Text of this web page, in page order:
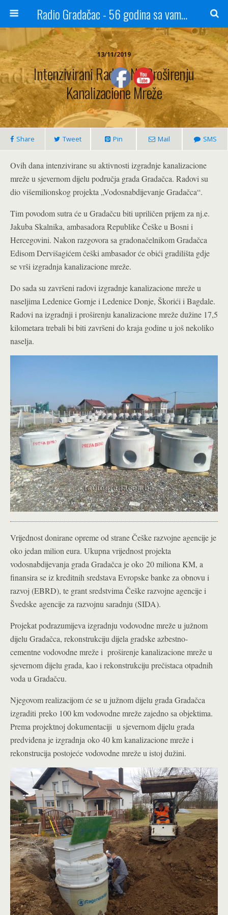
Radio Gradačac - 56 godina sa vama...
13/11/2019
Intenzivirani Radovi Na Proširenju
Kanalizacione Mreže
Share Tweet Pin Mail SMS
Ovih dana intenzivirane su aktivnosti izgradnje kanalizacione
mreže u sjevernom dijelu područja grada Gradačca. Radovi su
dio višemilionskog projekta „Vodosnabdijevanje Gradačca“.
Tim povodom sutra će u Gradačcu biti upriličen prijem za nj.e.
Jakuba Skalnika, ambasadora Republike Češke u Bosni i
Hercegovini. Nakon razgovora sa gradonačelnikom Gradačca
Edisom Dervišagićem češki ambasador će obići gradilišta gdje
se vrši izgradnja kanalizacione mreže.
Do sada su završeni radovi izgradnje kanalizacione mreže u
naseljima Ledenice Gornje i Ledenice Donje, Škorići i Bagdale.
Radovi na izgradnji i proširenju kanalizacione mreže dužine 17,5
kilometara trebali bi biti završeni do kraja godine u još nekoliko
naselja.
Vrijednost donirane opreme od strane Češke razvojne agencije je
oko jedan milion eura. Ukupna vrijednost projekta
vodosnabdijevanja grada Gradačca je oko 20 miliona KM, a
finansira se iz kreditnih sredstava Evropske banke za obnovu i
razvoj (EBRD), te grant sredstvima Češke razvojne agencije i
Švedske agencije za razvojnu saradnju (SIDA).
Projekat podrazumijeva izgradnju vodovodne mreže u južnom
dijelu Gradačca, rekonstrukciju dijela gradske azbestno-
cementne vodovodne mreže i proširenje kanalizacione mreže u
sjevernom dijelu grada, kao i rekonstrukciju prečistaca otpadnih
voda u Gradačcu.
Njegovom realizacijom će se u južnom dijelu grada Gradačca
izgraditi preko 100 km vodovodne mreže zajedno sa objektima.
Prema projektnoj dokumentaciji u sjevernom dijelu grada
predviđena je izgradnja oko 40 km kanalizacione mreže i
rekonstrucija postojeće vodovodne mreže u istoj dužini.